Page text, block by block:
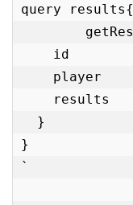
query results{
}
`